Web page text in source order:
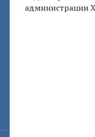
администрации